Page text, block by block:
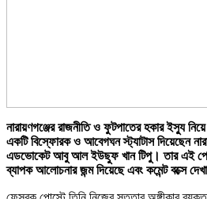
নারায়ণগঞ্জের রাজনীতি ও ফুটপাতের হকার ইস্যু
একটি বিস্ফোরক ও আবেগঘন স্ট্যাটাস দিয়েছেন
এডভোকেট আবু আল ইউছুফ খান টিপু। তার এই
ব্যাপক আলোচনার জন্ম দিয়েছে এবং কমেন্ট বক্সে